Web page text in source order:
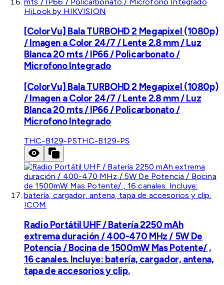
HiLook by HIKVISION
[ColorVu] Bala TURBOHD 2 Megapixel (1080p)
/ Imagen a Color 24/7 / Lente 2.8 mm / Luz
Blanca 20 mts / IP66 / Policarbonato /
Microfono Integrado
[ColorVu] Bala TURBOHD 2 Megapixel (1080p)
/ Imagen a Color 24/7 / Lente 2.8 mm / Luz
Blanca 20 mts / IP66 / Policarbonato /
Microfono Integrado
THC-B129-PSTHC-B129-PS
ICOM
Radio Portátil UHF / Batería 2250 mAh
extrema duración / 400-470 MHz / 5W De
Potencia / Bocina de 1500mW Mas Potente/ ,
16 canales. Incluye: batería, cargador, antena,
tapa de accesorios y clip.